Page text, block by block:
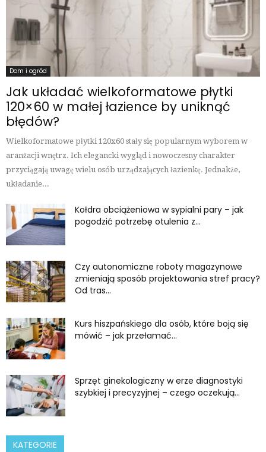
Dom i ogród
Jak układać wielkoformatowe płytki
120×60 w małej łazience by uniknąć
błędów?
Wielkoformatowe płytki 120x60 stały się popularnym wyborem w
aranżacji wnętrz. Ich elegancki wygląd i nowoczesny charakter
przyciągają uwagę wielu osób urządzających łazienkę. Jednakże,
układanie...
Kołdra obciążeniowa w sypialni pary – jak
pogodzić potrzebę otulenia z...
Czy autonomiczne roboty magazynowe
zmieniają sposób projektowania stref pracy?
Od tras...
Kurs hiszpańskiego dla osób, które boją się
mówić – jak przełamać...
Sprzęt ginekologiczny w erze diagnostyki
szybkiej i precyzyjnej – czego oczekują...
KATEGORIE